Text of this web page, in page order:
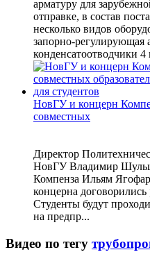
арматуру для
отправке, в состав
несколько видов
запорно‑регулирующая
конденсатоотводчики 4
НовГУ и концерн
совместных
Директор
НовГУ Владимир
Компенза Ильям
концерна
Студенты будут
на предпр...
Видео по тегу